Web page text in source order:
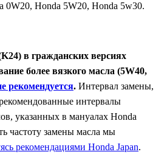
0W20, Honda 5W20, Honda 5w30.
в гражданских версиях
более вязкого масла (5W40,
рекомендуется. Интервал замены,
интервалы
указанных в мануалах Honda
частоту замены масла мы
рекомендациями Honda Japan.